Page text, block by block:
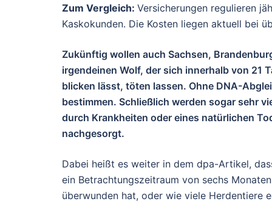
Zum Vergleich: Versicherungen regulieren
Kaskokunden. Die Kosten liegen aktuell bei
Zukünftig wollen auch Sachsen,
irgendeinen Wolf, der sich innerhalb von 21
blicken lässt, töten lassen. Ohne DNA-
bestimmen. Schließlich werden sogar sehr
durch Krankheiten oder eines natürlichen
nachgesorgt.
Dabei heißt es weiter in dem dpa-Artikel,
ein Betrachtungszeitraum von sechs
überwunden hat, oder wie viele Herdentiere